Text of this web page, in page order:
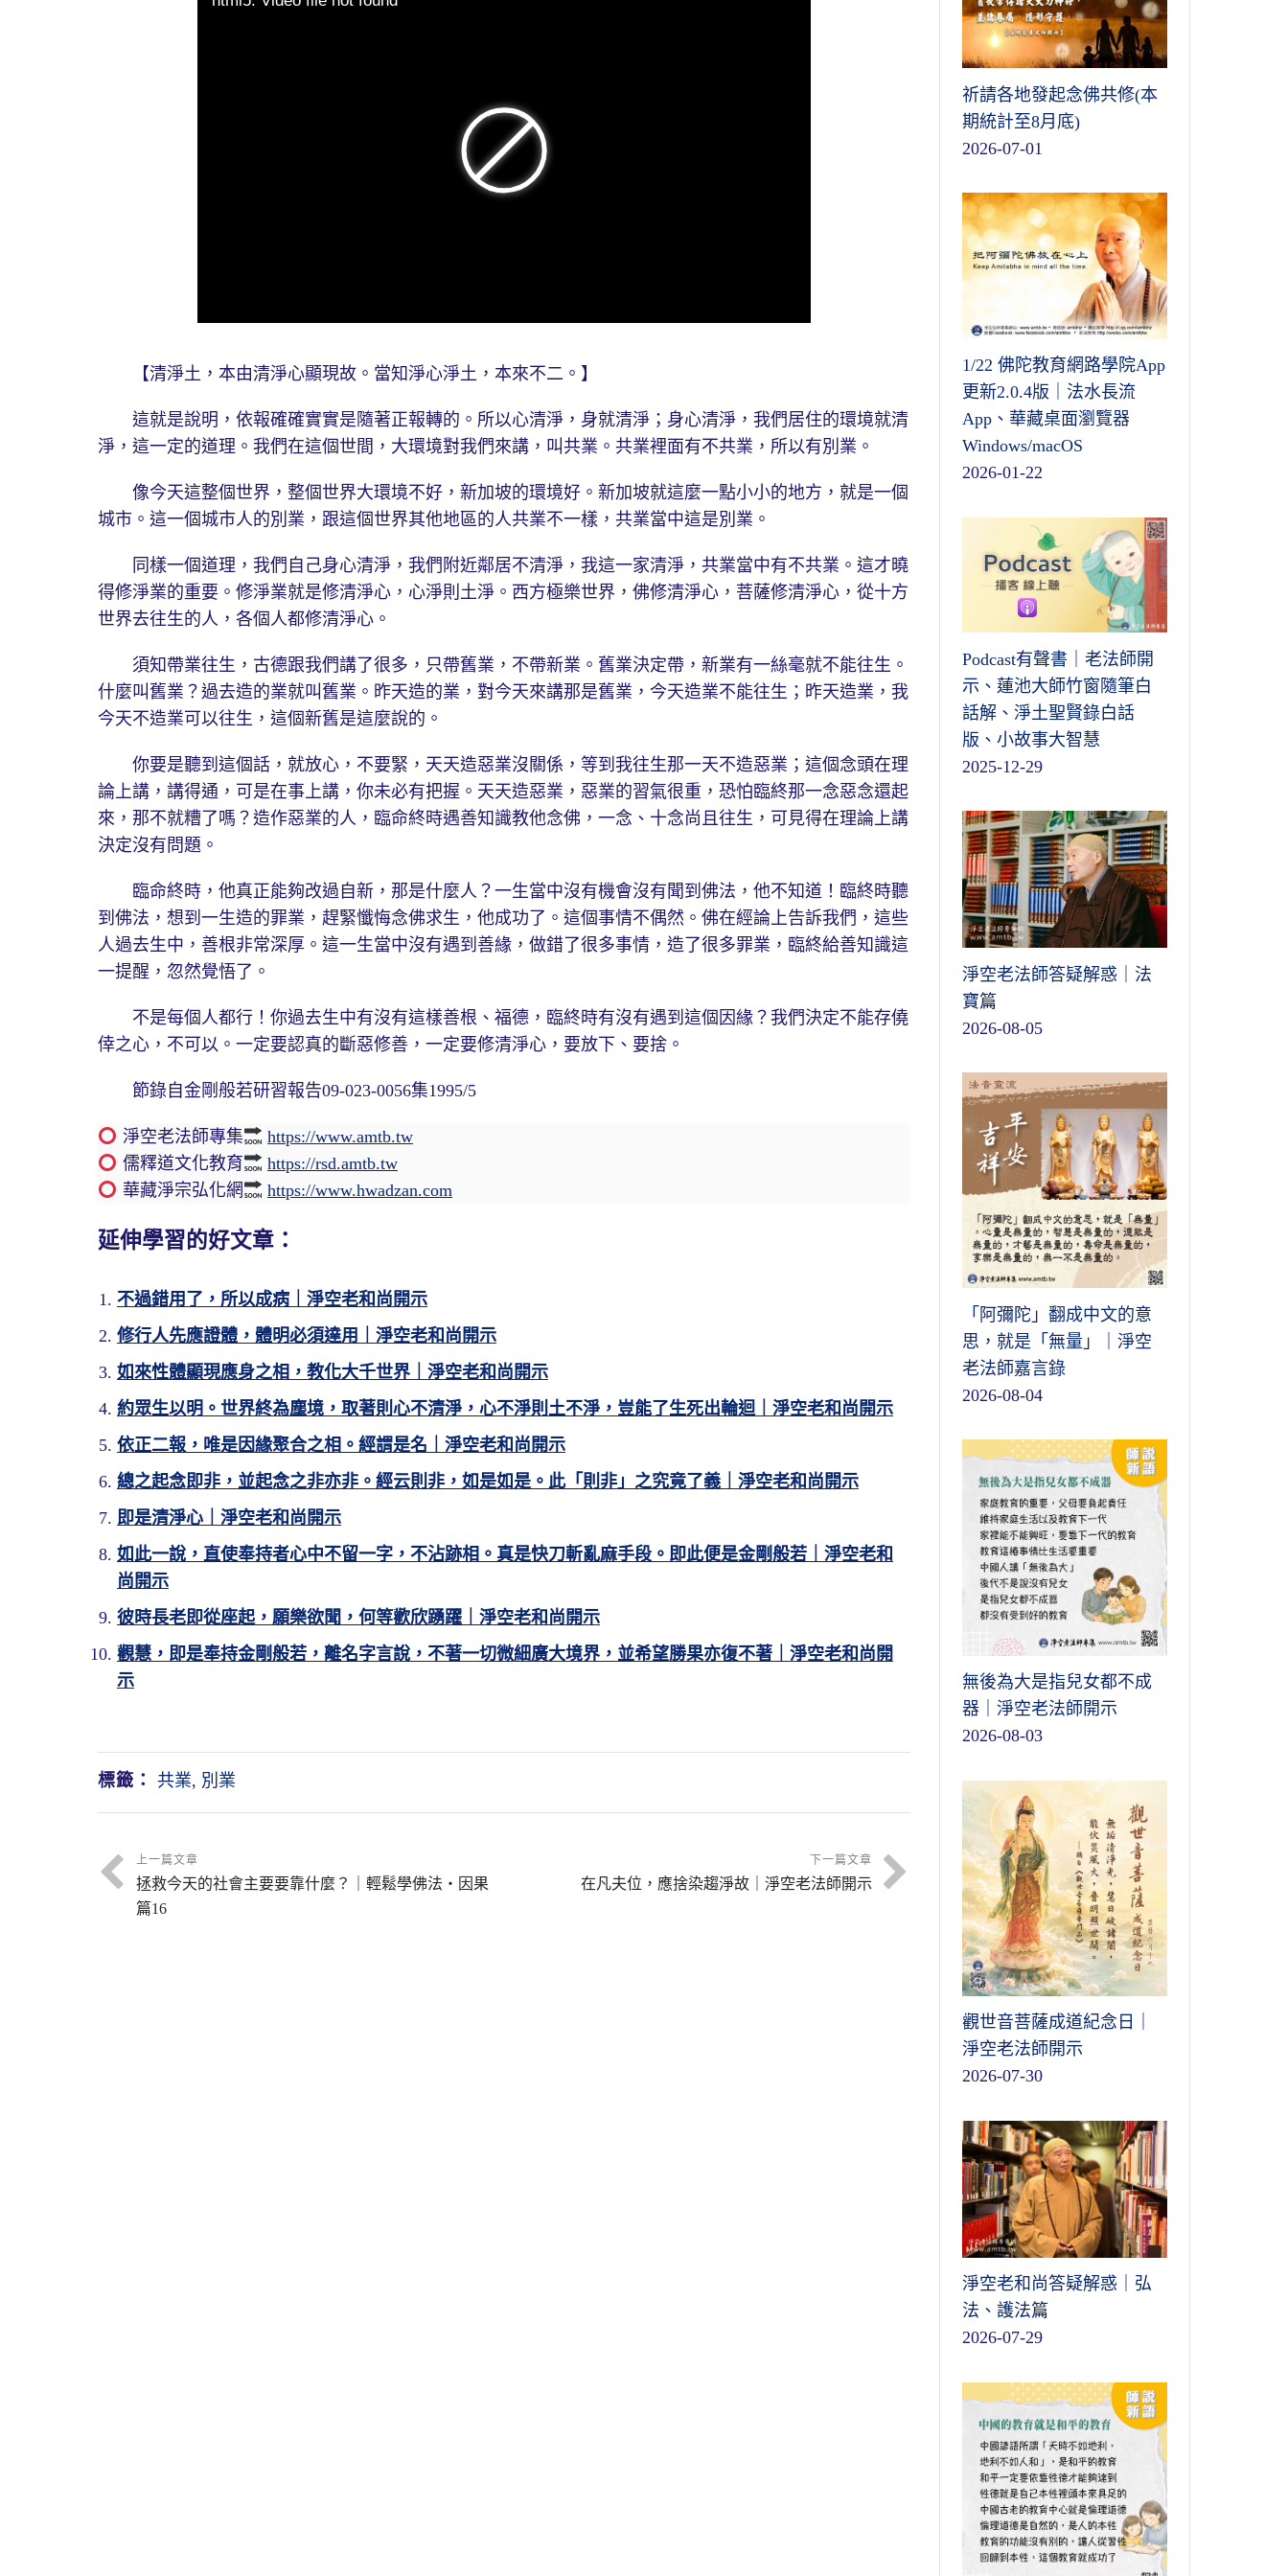
【清淨土，本由清淨心顯現故。當知淨心淨土，本來不二。】
這就是說明，依報確確實實是隨著正報轉的。所以心清淨，身就清淨；身心清淨，我們居住的環境就清
淨，這一定的道理。我們在這個世間，大環境對我們來講，叫共業。共業裡面有不共業，所以有別業。
像今天這整個世界，整個世界大環境不好，新加坡的環境好。新加坡就這麼一點小小的地方，就是一個
城市。這一個城市人的別業，跟這個世界其他地區的人共業不一樣，共業當中這是別業。
同樣一個道理，我們自己身心清淨，我們附近鄰居不清淨，我這一家清淨，共業當中有不共業。這才曉
得修淨業的重要。修淨業就是修清淨心，心淨則土淨。西方極樂世界，佛修清淨心，菩薩修清淨心，從十方
世界去往生的人，各個人都修清淨心。
須知帶業往生，古德跟我們講了很多，只帶舊業，不帶新業。舊業決定帶，新業有一絲毫就不能往生。
什麼叫舊業？過去造的業就叫舊業。昨天造的業，對今天來講那是舊業，今天造業不能往生；昨天造業，我
今天不造業可以往生，這個新舊是這麼說的。
你要是聽到這個話，就放心，不要緊，天天造惡業沒關係，等到我往生那一天不造惡業；這個念頭在理
論上講，講得通，可是在事上講，你未必有把握。天天造惡業，惡業的習氣很重，恐怕臨終那一念惡念還起
來，那不就糟了嗎？造作惡業的人，臨命終時遇善知識教他念佛，一念、十念尚且往生，可見得在理論上講
決定沒有問題。
臨命終時，他真正能夠改過自新，那是什麼人？一生當中沒有機會沒有聞到佛法，他不知道！臨終時聽
到佛法，想到一生造的罪業，趕緊懺悔念佛求生，他成功了。這個事情不偶然。佛在經論上告訴我們，這些
人過去生中，善根非常深厚。這一生當中沒有遇到善緣，做錯了很多事情，造了很多罪業，臨終給善知識這
一提醒，忽然覺悟了。
不是每個人都行！你過去生中有沒有這樣善根、福德，臨終時有沒有遇到這個因緣？我們決定不能存僥
倖之心，不可以。一定要認真的斷惡修善，一定要修清淨心，要放下、要捨。
節錄自金剛般若研習報告09-023-0056集1995/5
淨空老法師專集
https://www.amtb.tw
儒釋道文化教育
https://rsd.amtb.tw
華藏淨宗弘化網
https://www.hwadzan.com
延伸學習的好文章：
不過錯用了，所以成病｜淨空老和尚開示
修行人先應證體，體明必須達用｜淨空老和尚開示
如來性體顯現應身之相，教化大千世界｜淨空老和尚開示
約眾生以明。世界終為塵境，取著則心不清淨，心不淨則土不淨，豈能了生死出輪迴｜淨空老和尚開示
依正二報，唯是因緣聚合之相。經謂是名｜淨空老和尚開示
總之起念即非，並起念之非亦非。經云則非，如是如是。此「則非」之究竟了義｜淨空老和尚開示
即是清淨心｜淨空老和尚開示
如此一說，直使奉持者心中不留一字，不沾跡相。真是快刀斬亂麻手段。即此便是金剛般若｜淨空老和
尚開示
彼時長老即從座起，願樂欲聞，何等歡欣踴躍｜淨空老和尚開示
觀慧，即是奉持金剛般若，離名字言說，不著一切微細廣大境界，並希望勝果亦復不著｜淨空老和尚開
示
標籤： 共業, 別業
上一篇文章
拯救今天的社會主要要靠什麼？｜輕鬆學佛法・因果
篇16
下一篇文章
在凡夫位，應捨染趨淨故｜淨空老法師開示
祈請各地發起念佛共修(本
期統計至8月底)
2026-07-01
1/22 佛陀教育網路學院App
更新2.0.4版｜法水長流
App、華藏桌面瀏覽器
Windows/macOS
2026-01-22
Podcast有聲書｜老法師開
示、蓮池大師竹窗隨筆白
話解、淨土聖賢錄白話
版、小故事大智慧
2025-12-29
淨空老法師答疑解惑｜法
寶篇
2026-08-05
「阿彌陀」翻成中文的意
思，就是「無量」｜淨空
老法師嘉言錄
2026-08-04
無後為大是指兒女都不成
器｜淨空老法師開示
2026-08-03
觀世音菩薩成道紀念日｜
淨空老法師開示
2026-07-30
淨空老和尚答疑解惑｜弘
法、護法篇
2026-07-29